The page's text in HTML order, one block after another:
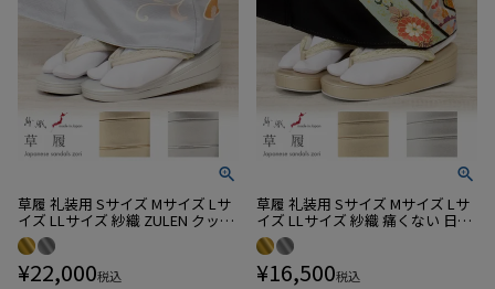
草履 礼装用 Sサイズ Mサイズ Lサ
イズ LLサイズ 紗織 ZULEN クッシ
ョン草履 痛くない 日本製
¥22,000税込
草履 礼装用 Sサイズ Mサイズ Lサ
イズ LLサイズ 紗織 痛くない 日本
製
¥16,500税込